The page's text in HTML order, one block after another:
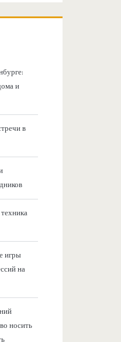
и
в
игры
на
носить